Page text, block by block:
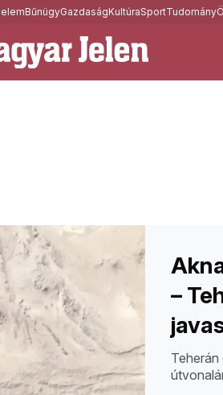
BűnügyGazdaságKultúraSportTudomány
–